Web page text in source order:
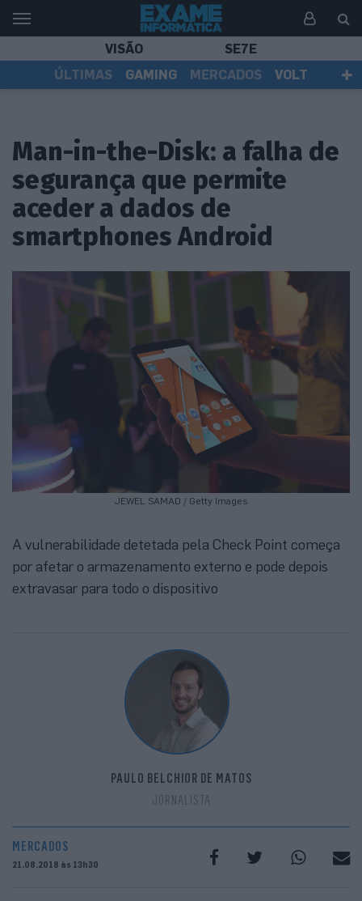
VISÃO
SE7E
ÚLTIMAS
GAMING MERCADOS
VOLT
Man-in-the-Disk: a falha de
segurança que permite
aceder a dados de
smartphones Android
JEWEL SAMAD / Getty Images
A vulnerabilidade detetada pela Check Point começa
por afetar o armazenamento externo e pode depois
extravasar para todo o dispositivo
PAULO BELCHIOR DE MATOS
JORNALISTA
MERCADOS
21.08.2018 às 13h30